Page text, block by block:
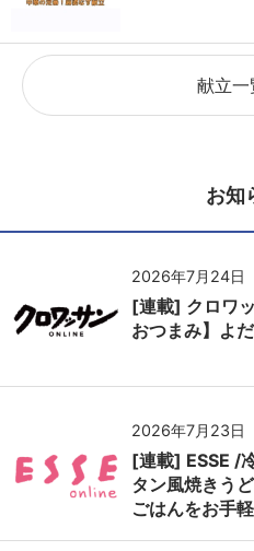
献立一
お知
2026年7月24日
[連載] クロワ
おつまみ】よ
2026年7月23日
[連載] ESSE /
タン風焼きう
ごはんをお手